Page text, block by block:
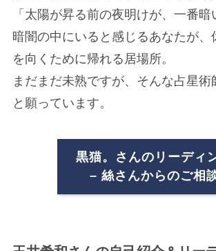
「太陽が昇る前の夜明けが、一番暗
暗闇の中にいると感じるあなたが、
を向くために帰れる居場所。
まだまだ未熟ですが、そんな占星術
と願っています。
黒猫。さんのリーディ
– 絲さんからのご相